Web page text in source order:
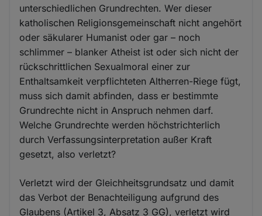
unterschiedlichen Grundrechten. Wer dieser
katholischen Religionsgemeinschaft nicht angehört
oder säkularer Humanist oder gar – noch
schlimmer – blanker Atheist ist oder sich nicht der
rückschrittlichen Sexualmoral einer zur
Enthaltsamkeit verpflichteten Altherren-Riege fügt,
muss sich damit abfinden, dass er bestimmte
Grundrechte nicht in Anspruch nehmen darf.
Welche Grundrechte werden höchstrichterlich
durch Verfassungsinterpretation außer Kraft
gesetzt, also verletzt?
Verletzt wird der Gleichheitsgrundsatz und damit
das Verbot der Benachteiligung aufgrund des
Glaubens (Artikel 3, Absatz 3 GG), verletzt wird